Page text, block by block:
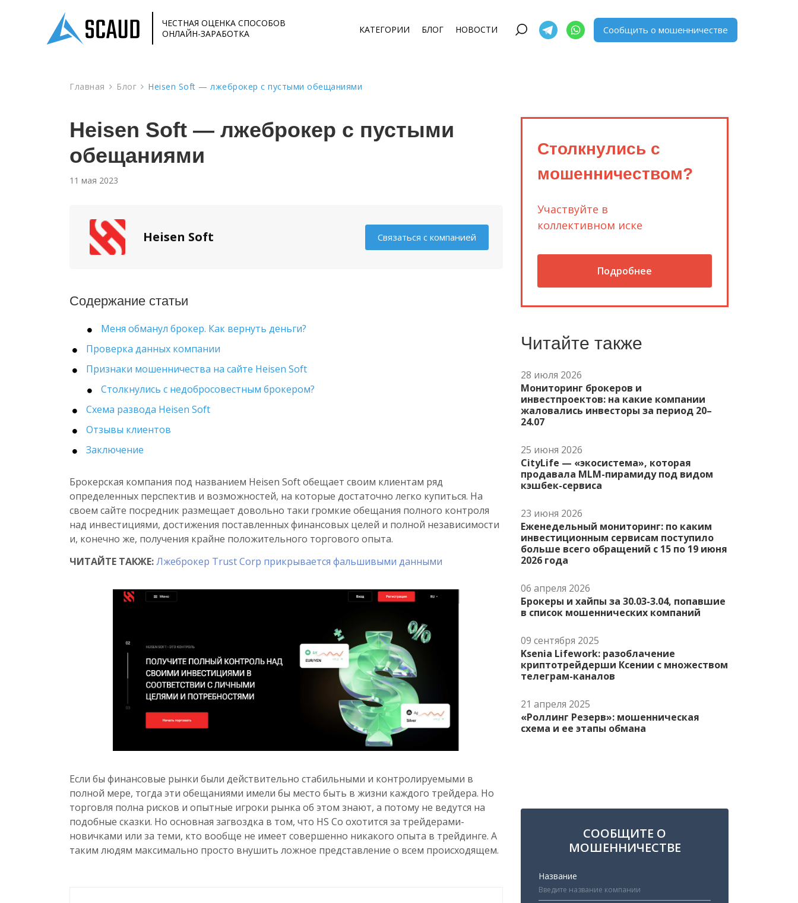
ЧЕСТНАЯ ОЦЕНКА СПОСОБОВ
ОНЛАЙН-ЗАРАБОТКА
КАТЕГОРИИ БЛОГ НОВОСТИ Сообщить о мошенничестве
Главная Блог Heisen Soft — лжеброкер с пустыми обещаниями
Heisen Soft — лжеброкер с пустыми
обещаниями
11 мая 2023
Heisen Soft Связаться с компанией
Содержание статьи
Меня обманул брокер. Как вернуть деньги?
Проверка данных компании
Признаки мошенничества на сайте Heisen Soft
Столкнулись с недобросовестным брокером?
Схема развода Heisen Soft
Отзывы клиентов
Заключение
Брокерская компания под названием Heisen Soft обещает своим клиентам ряд
определенных перспектив и возможностей, на которые достаточно легко купиться. На
своем сайте посредник размещает довольно таки громкие обещания полного контроля
над инвестициями, достижения поставленных финансовых целей и полной независимости
и, конечно же, получения крайне положительного торгового опыта.
ЧИТАЙТЕ ТАКЖЕ:Лжеброкер Trust Corp прикрывается фальшивыми данными
Если бы финансовые рынки были действительно стабильными и контролируемыми в
полной мере, тогда эти обещаниями имели бы место быть в жизни каждого трейдера. Но
торговля полна рисков и опытные игроки рынка об этом знают, а потому не ведутся на
подобные сказки. Но основная загвоздка в том, что HS Co охотится за трейдерами-
новичками или за теми, кто вообще не имеет совершенно никакого опыта в трейдинге. А
таким людям максимально просто внушить ложное представление о всем происходящем.
Столкнулись с
мошенничеством?
Участвуйте в
коллективном иске
Подробнее
Читайте также
28 июля 2026
Мониторинг брокеров и
инвестпроектов: на какие компании
жаловались инвесторы за период 20–
24.07
25 июня 2026
CityLife — «экосистема», которая
продавала MLM-пирамиду под видом
кэшбек-сервиса
23 июня 2026
Еженедельный мониторинг: по каким
инвестиционным сервисам поступило
больше всего обращений с 15 по 19 июня
2026 года
06 апреля 2026
Брокеры и хайпы за 30.03-3.04, попавшие
в список мошеннических компаний
09 сентября 2025
Ksenia Lifework: разоблачение
криптотрейдерши Ксении с множеством
телеграм-каналов
21 апреля 2025
«Роллинг Резерв»: мошенническая
схема и ее этапы обмана
СООБЩИТЕ О
МОШЕННИЧЕСТВЕ
Название